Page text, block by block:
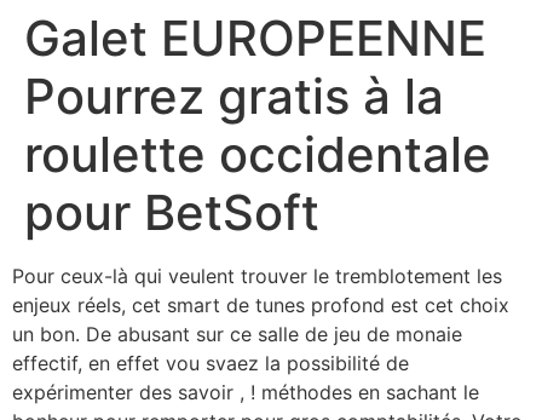
Galet EUROPEENNE
Pourrez gratis à la
roulette occidentale
pour BetSoft
Pour ceux-là qui veulent trouver le tremblotement les
enjeux réels, cet smart de tunes profond est cet choix
un bon. De abusant sur ce salle de jeu de monaie
effectif, en effet vou svaez la possibilité de
expérimenter des savoir , ! méthodes en sachant le